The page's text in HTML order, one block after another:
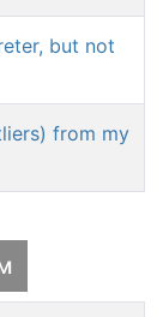
but not
from my